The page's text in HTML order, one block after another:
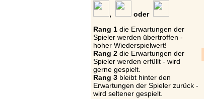
,
oder
Rang 1 die Erwartungen der
Spieler werden übertroffen -
hoher Wiederspielwert!
Rang 2 die Erwartungen der
Spieler werden erfüllt - wird
gerne gespielt.
Rang 3 bleibt hinter den
Erwartungen der Spieler zurück -
wird seltener gespielt.